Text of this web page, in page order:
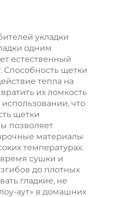
укладки
одним
естественный
Способность щетки
тепла на
их ломкость
что
щетки
позволяет
материалы
температурах.
время сушки и
до плотных
гладкие, не
аут» в домашних